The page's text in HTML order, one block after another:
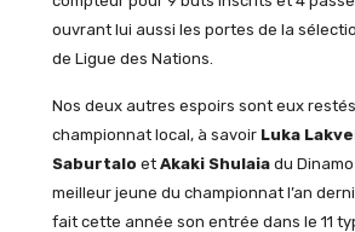
ouvrant lui aussi les portes de la
de Ligue des Nations.
Nos deux autres espoirs sont eux
championnat local, à savoir Luka
Saburtalo et Akaki Shulaiadu Dinamo
meilleur jeune du championnat l’an
fait cette année son entrée dans le 11